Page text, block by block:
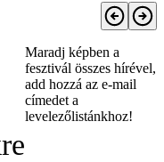
Maradj képben a
fesztivál összes hírével,
add hozzá az e-mail
címedet a
levelezőlistánkhoz!